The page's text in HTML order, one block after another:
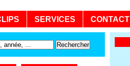
SERVICES CONTACT